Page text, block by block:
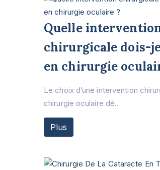
Quelle
chirurgicale dois-
en chirurgie
Le choix d’une intervention
chirurgie oculaire dé..
Plus